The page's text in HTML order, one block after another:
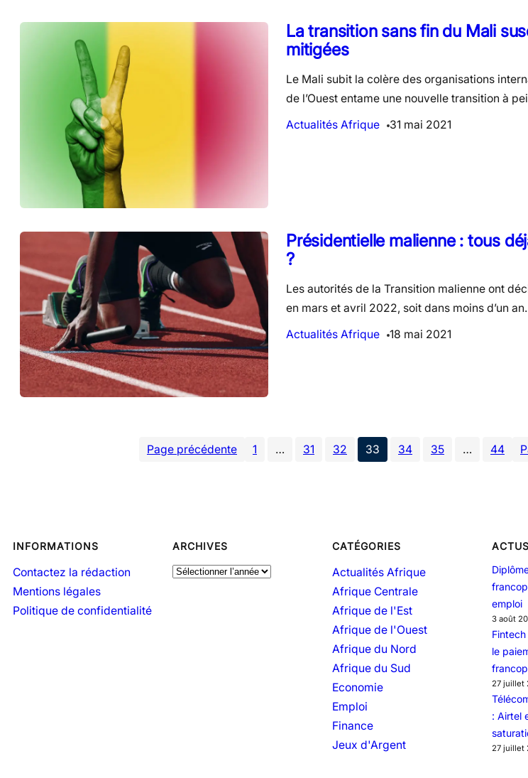
La transition sans fin du Mali
mitigées
Le Mali subit la colère des organisations
de l’Ouest entame une nouvelle transition à
Actualités Afrique
31 mai 2021
Présidentielle malienne : tous
?
Les autorités de la Transition malienne ont
en mars et avril 2022, soit dans moins d’un
Actualités Afrique
18 mai 2021
Page précédente 1 … 31 32 33 34 35 … 44
INFORMATIONS
Contactez la rédaction
Mentions légales
Politique de confidentialité
ARCHIVES
A
CATÉGORIES
Actualités Afrique
Afrique Centrale
Afrique de l'Est
Afrique de l'Ouest
Afrique du Nord
Afrique du Sud
Economie
Emploi
Finance
Jeux d'Argent
ACTUS
emploi
3 août
le
27 juillet
: Airtel
27 juillet